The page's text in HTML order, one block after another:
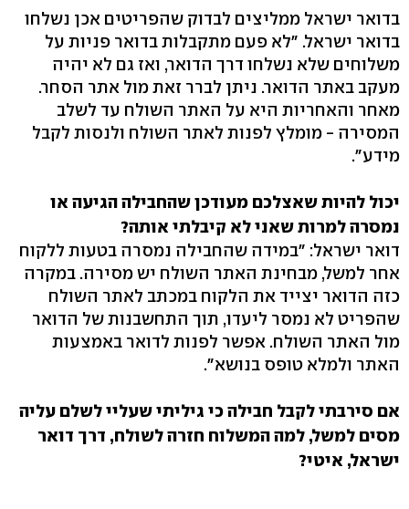
בדואר ישראל ממליצים לבדוק שהפריטים אכן נשלחו
בדואר ישראל. "לא פעם מתקבלות בדואר פניות על
משלוחים שלא נשלחו דרך הדואר, ואז גם לא יהיה
מעקב באתר הדואר. ניתן לברר זאת מול אתר הסחר.
מאחר והאחריות היא על האתר השולח עד לשלב
המסירה - מומלץ לפנות לאתר השולח ולנסות לקבל
מידע".
יכול להיות שאצלכם מעודכן שהחבילה הגיעה או
נמסרה למרות שאני לא קיבלתי אותה?
דואר ישראל: "במידה שהחבילה נמסרה בטעות ללקוח
אחר למשל, מבחינת האתר השולח יש מסירה. במקרה
כזה הדואר יצייד את הלקוח במכתב לאתר השולח
שהפריט לא נמסר ליעדו, תוך התחשבנות של הדואר
מול האתר השולח. אפשר לפנות לדואר באמצעות
האתר ולמלא טופס בנושא".
אם סירבתי לקבל חבילה כי גיליתי שעליי לשלם עליה
מסים למשל, למה המשלוח חזרה לשולח, דרך דואר
ישראל, איטי?